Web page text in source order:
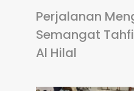
Perjalanan
Semangat
Al Hilal